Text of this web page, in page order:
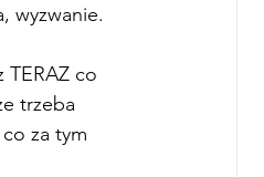
wyzwanie.
co
trzeba
za tym